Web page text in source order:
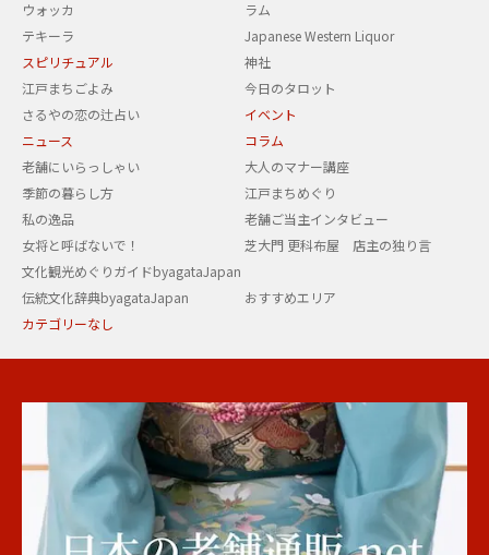
ウォッカ
ラム
テキーラ
Japanese Western Liquor
スピリチュアル
神社
江戸まちごよみ
今日のタロット
さるやの恋の辻占い
イベント
ニュース
コラム
老舗にいらっしゃい
大人のマナー講座
季節の暮らし方
江戸まちめぐり
私の逸品
老舗ご当主インタビュー
女将と呼ばないで！
芝大門 更科布屋 店主の独り言
文化観光めぐりガイドbyagataJapan
伝統文化辞典byagataJapan
おすすめエリア
カテゴリーなし